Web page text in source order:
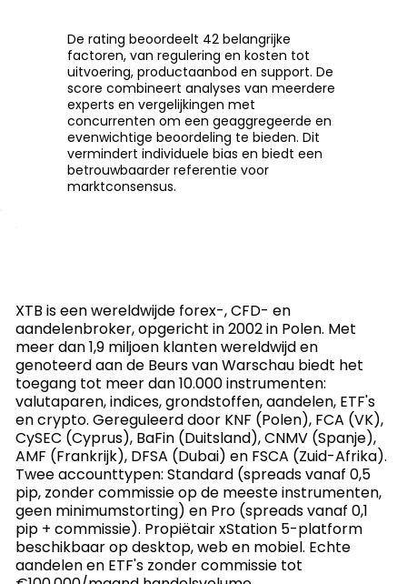
De rating beoordeelt 42 belangrijke
factoren, van regulering en kosten tot
uitvoering, productaanbod en support. De
score combineert analyses van meerdere
experts en vergelijkingen met
concurrenten om een geaggregeerde en
evenwichtige beoordeling te bieden. Dit
vermindert individuele bias en biedt een
betrouwbaarder referentie voor
marktconsensus.
XTB is een wereldwijde forex-, CFD- en
aandelenbroker, opgericht in 2002 in Polen. Met
meer dan 1,9 miljoen klanten wereldwijd en
genoteerd aan de Beurs van Warschau biedt het
toegang tot meer dan 10.000 instrumenten:
valutaparen, indices, grondstoffen, aandelen, ETF's
en crypto. Gereguleerd door KNF (Polen), FCA (VK),
CySEC (Cyprus), BaFin (Duitsland), CNMV (Spanje),
AMF (Frankrijk), DFSA (Dubai) en FSCA (Zuid-Afrika).
Twee accounttypen: Standard (spreads vanaf 0,5
pip, zonder commissie op de meeste instrumenten,
geen minimumstorting) en Pro (spreads vanaf 0,1
pip + commissie). Propiëtair xStation 5-platform
beschikbaar op desktop, web en mobiel. Echte
aandelen en ETF's zonder commissie tot